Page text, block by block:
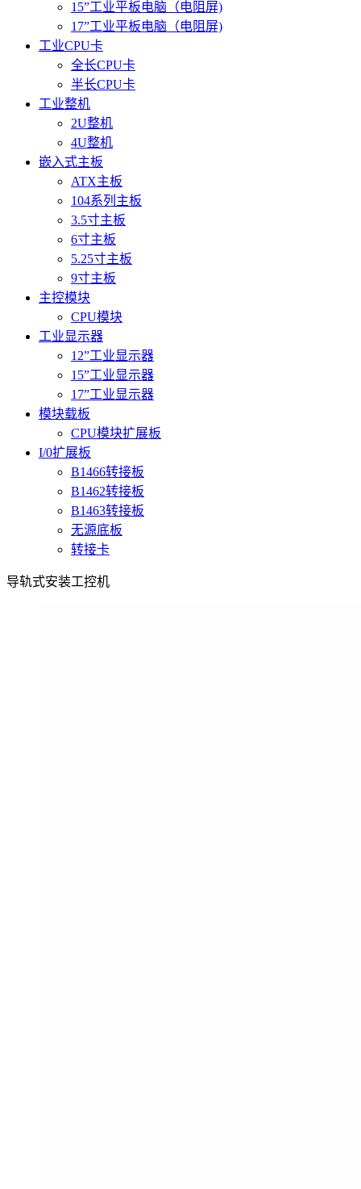
15”工业平板电脑（电阻屏)
17”工业平板电脑（电阻屏)
工业CPU卡
全长CPU卡
半长CPU卡
工业整机
2U整机
4U整机
嵌入式主板
ATX主板
104系列主板
3.5寸主板
6寸主板
5.25寸主板
9寸主板
主控模块
CPU模块
工业显示器
12”工业显示器
15”工业显示器
17”工业显示器
模块载板
CPU模块扩展板
I/0扩展板
B1466转接板
B1462转接板
B1463转接板
无源底板
转接卡
导轨式安装工控机